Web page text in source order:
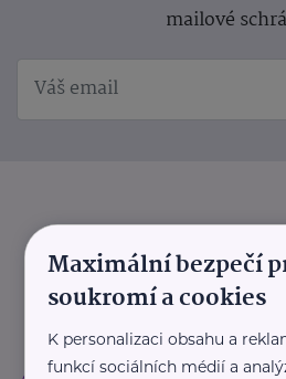
mailové
Maximální bezpečí
soukromí a cookies
K personalizaci obsahu a
funkcí sociálních médií a